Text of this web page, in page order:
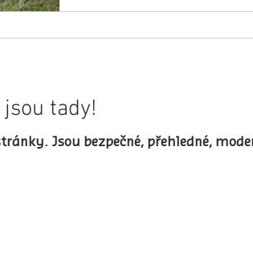
tady!
Jsou bezpečné, přehledné,